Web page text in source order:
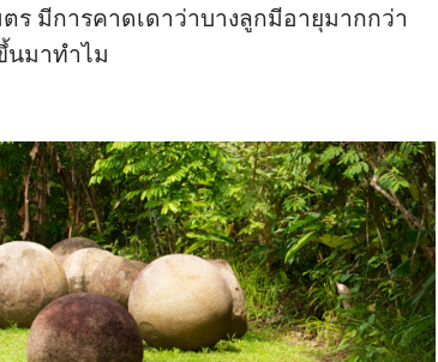
ร มี​การ​คาด​เดา​ว่า​บาง​ลูก​มี​อายุ​มาก​กว่า
น​มา​ทำไม